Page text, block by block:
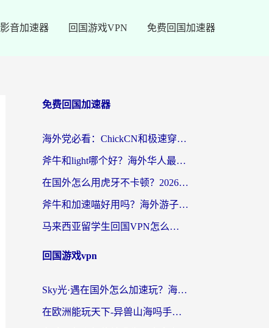
影音加速器 回国游戏VPN 免费回国加速器
免费回国加速器
海外党必看：ChickCN和极速穿梭VPN好用吗？3招教你选对回国加速器无缝刷国内资源
斧牛和light哪个好？海外华人最关心的回国加速器选择难题，一篇讲透
在国外怎么用虎牙不卡顿？2026海外华人亲测有效的回国加速器选择指南
斧牛和加速喵好用吗？海外游子的真实选择困境
马来西亚留学生回国VPN怎么选？3个避坑点+1款实测好用的加速器推荐
回国游戏vpn
Sky光·遇在国外怎么加速玩？海外党亲测有效的国服游戏加速指南
在欧洲能玩天下-异兽山海吗手游？海外玩家的加速器生存指南